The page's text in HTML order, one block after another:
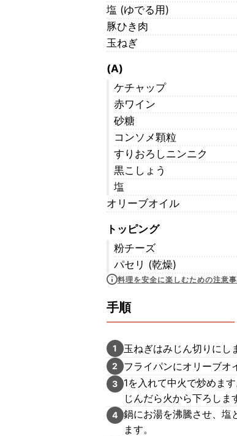
塩 (ゆでる用)
豚ひき肉
玉ねぎ
(A)
ケチャップ
赤ワイン
砂糖
コンソメ顆粒
すりおろしニンニク
黒こしょう
塩
オリーブオイル
トッピング
粉チーズ
パセリ (乾燥)
料理を安全に楽しむための注意
手順
1 玉ねぎはみじん切りにし
2 フライパンにオリーブオ
3
1を入れて中火で炒めま
じんだら火から下ろしま
4 鍋にお湯を沸騰させ、塩
ます。